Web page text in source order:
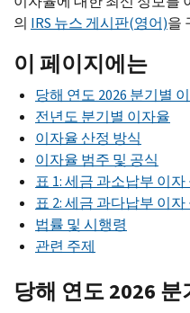
의 IRS 뉴스 게시판(영어)을
이 페이지에는
당해 연도 2026 분기별
전년도 분기별 이자율
이자율 산정 방식
이자율 범주 및 공식
표 1: 세금 과소납부 이자
표 2: 세금 과다납부 이자
법률 및 시행령
관련 주제
당해 연도 2026